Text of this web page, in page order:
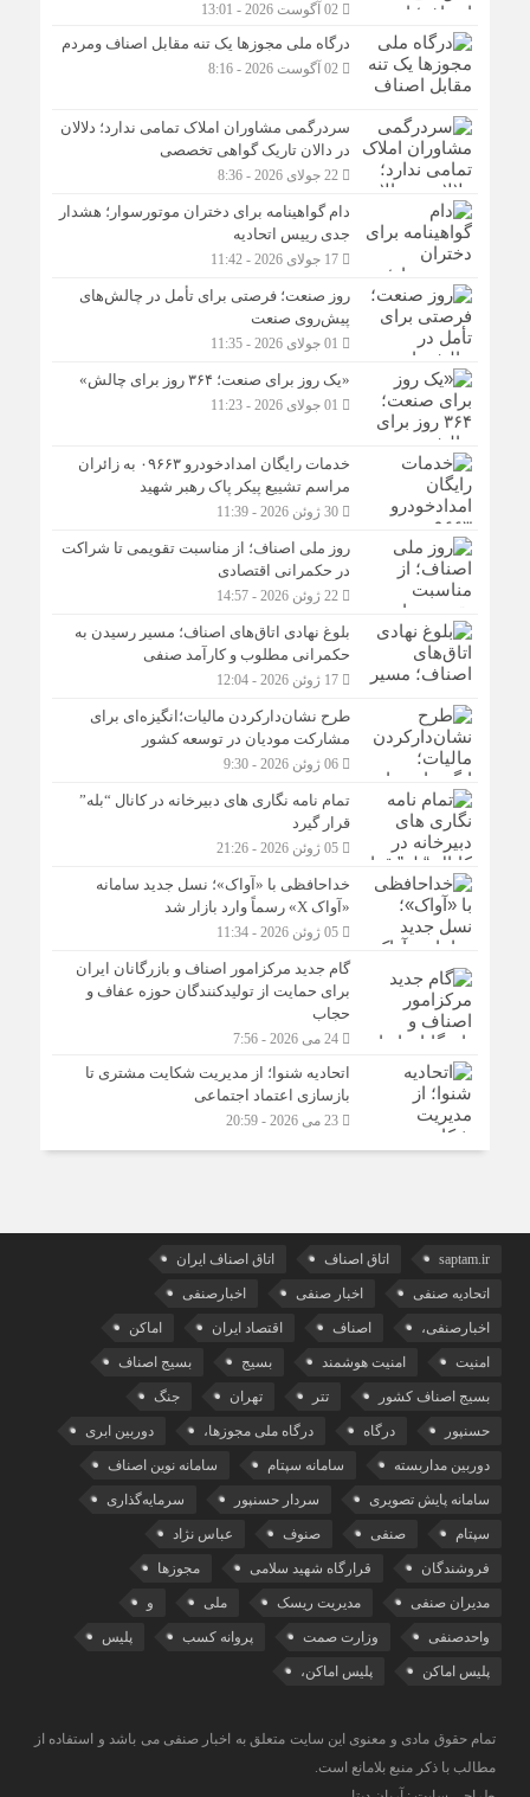
02 آگوست 2026 - 13:01
درگاه ملی مجوزها یک تنه مقابل اصناف ومردم
02 آگوست 2026 - 8:16
سردرگمی مشاوران املاک تمامی ندارد؛ دلالان
در دالان تاریک گواهی تخصصی
22 جولای 2026 - 8:36
دام گواهینامه برای دختران موتورسوار؛ هشدار
جدی رییس اتحادیه
17 جولای 2026 - 11:42
روز صنعت؛ فرصتی برای تأمل در چالش‌های
پیش‌روی صنعت
«یک روز برای صنعت؛ ۳۶۴ روز برای چالش»
خدمات رایگان امدادخودرو ۰۹۶۶۳ به زائران
مراسم تشییع پیکر پاک رهبر شهید
30 ژوئن 2026 - 11:39
روز ملی اصناف؛ از مناسبت تقویمی تا شراکت
در حکمرانی اقتصادی
22 ژوئن 2026 - 14:57
بلوغ نهادی اتاق‌های اصناف؛ مسیر رسیدن به
حکمرانی مطلوب و کارآمد صنفی
17 ژوئن 2026 - 12:04
طرح نشان‌دارکردن مالیات؛انگیزه‌ای برای
مشارکت مودیان در توسعه کشور
06 ژوئن 2026 - 9:30
تمام نامه نگاری های دبیرخانه در کانال “بله”
قرار گیرد
05 ژوئن 2026 - 21:26
خداحافظی با «آواک»؛ نسل جدید سامانه
«آواک X» رسماً وارد بازار شد
05 ژوئن 2026 - 11:34
گام جدید مرکزامور اصناف و بازرگانان ایران
برای حمایت از تولیدکنندگان حوزه عفاف و
حجاب
24 می 2026 - 7:56
اتحادیه شنوا؛ از مدیریت شکایت مشتری تا
بازسازی اعتماد اجتماعی ‌
23 می 2026 - 20:59
saptam.ir اتاق اصناف اتاق اصناف ایران
اتحادیه صنفی اخبار صنفی اخبارصنفی
اخبارصنفی، اصناف اقتصاد ایران اماکن
امنیت امنیت هوشمند بسیج بسیج اصناف
بسیج اصناف کشور تتر تهران جنگ
حسنپور درگاه درگاه ملی مجوزها، دوربین ابری
دوربین مداربسته سامانه سپتام سامانه نوین اصناف
سامانه پایش تصویری سردار حسنپور سرمایه‌گذاری
سپتام صنفی صنوف عباس نژاد
فروشندگان قرارگاه شهید سلامی مجوزها
مدیران صنفی مدیریت ریسک ملی و
واحدصنفی وزارت صمت پروانه کسب پلیس
پلیس اماکن پلیس اماکن،
تمام حقوق مادی و معنوی این سایت متعلق به اخبار صنفی می باشد و استفاده از
مطالب با ذکر منبع بلامانع است.